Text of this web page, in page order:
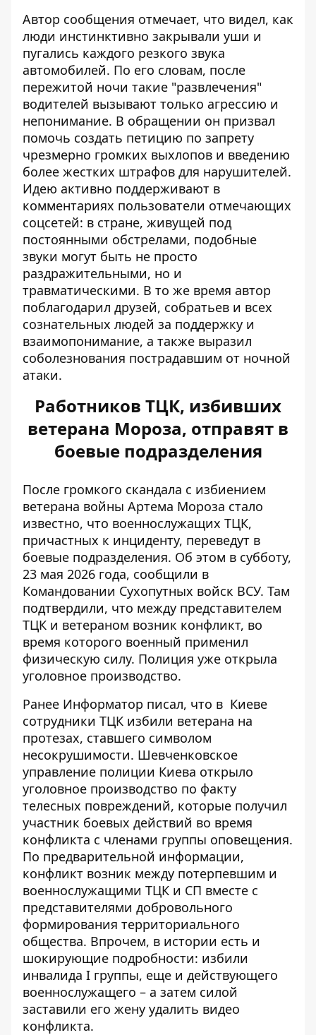
Автор сообщения отмечает, что видел, как
люди инстинктивно закрывали уши и
пугались каждого резкого звука
автомобилей. По его словам, после
пережитой ночи такие "развлечения"
водителей вызывают только агрессию и
непонимание. В обращении он призвал
помочь создать петицию по запрету
чрезмерно громких выхлопов и введению
более жестких штрафов для нарушителей.
Идею активно поддерживают в
комментариях пользователи отмечающих
соцсетей: в стране, живущей под
постоянными обстрелами, подобные
звуки могут быть не просто
раздражительными, но и
травматическими. В то же время автор
поблагодарил друзей, собратьев и всех
сознательных людей за поддержку и
взаимопонимание, а также выразил
соболезнования пострадавшим от ночной
атаки.
Работников ТЦК, избивших
ветерана Мороза, отправят в
боевые подразделения
После громкого скандала с избиением
ветерана войны Артема Мороза стало
известно, что военнослужащих ТЦК,
причастных к инциденту, переведут в
боевые подразделения. Об этом в субботу,
23 мая 2026 года, сообщили в
Командовании Сухопутных войск ВСУ. Там
подтвердили, что между представителем
ТЦК и ветераном возник конфликт, во
время которого военный применил
физическую силу. Полиция уже открыла
уголовное производство.
Ранее Информатор писал, что в Киеве
сотрудники ТЦК избили ветерана на
протезах, ставшего символом
несокрушимости. Шевченковское
управление полиции Киева открыло
уголовное производство по факту
телесных повреждений, которые получил
участник боевых действий во время
конфликта с членами группы оповещения.
По предварительной информации,
конфликт возник между потерпевшим и
военнослужащими ТЦК и СП вместе с
представителями добровольного
формирования территориального
общества. Впрочем, в истории есть и
шокирующие подробности: избили
инвалида I группы, еще и действующего
военнослужащего – а затем силой
заставили его жену удалить видео
конфликта.